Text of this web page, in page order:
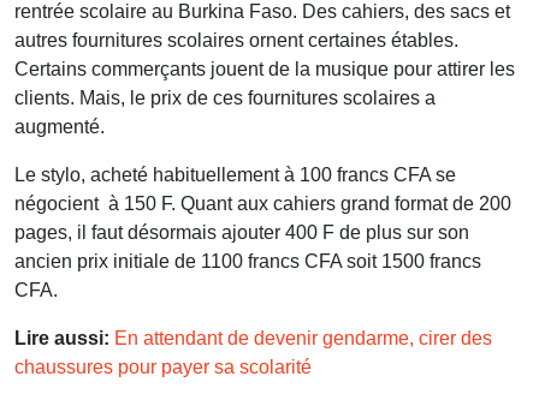
rentrée scolaire au Burkina Faso. Des cahiers, des sacs et
autres fournitures scolaires ornent certaines étables.
Certains commerçants jouent de la musique pour attirer les
clients. Mais, le prix de ces fournitures scolaires a
augmenté.
Le stylo, acheté habituellement à 100 francs CFA se
négocient à 150 F. Quant aux cahiers grand format de 200
pages, il faut désormais ajouter 400 F de plus sur son
ancien prix initiale de 1100 francs CFA soit 1500 francs
CFA.
Lire aussi: En attendant de devenir gendarme, cirer des
chaussures pour payer sa scolarité